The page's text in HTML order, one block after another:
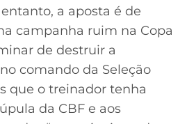
a aposta é de
campanha ruim na Copa
de destruir a
comando da Seleção
que o treinador tenha
da CBF e aos